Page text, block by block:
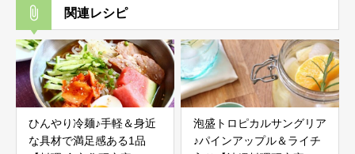
関連レシピ
ひんやり冷麺♪手軽＆身近
な具材で満足感ある1品
泡盛トロピカルサングリア
♪パインアップル＆ライチ